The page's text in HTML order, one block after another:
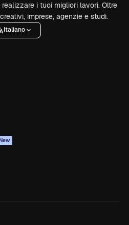
i tuoi migliori lavori. Oltre
imprese, agenzie e studi.
Italiano